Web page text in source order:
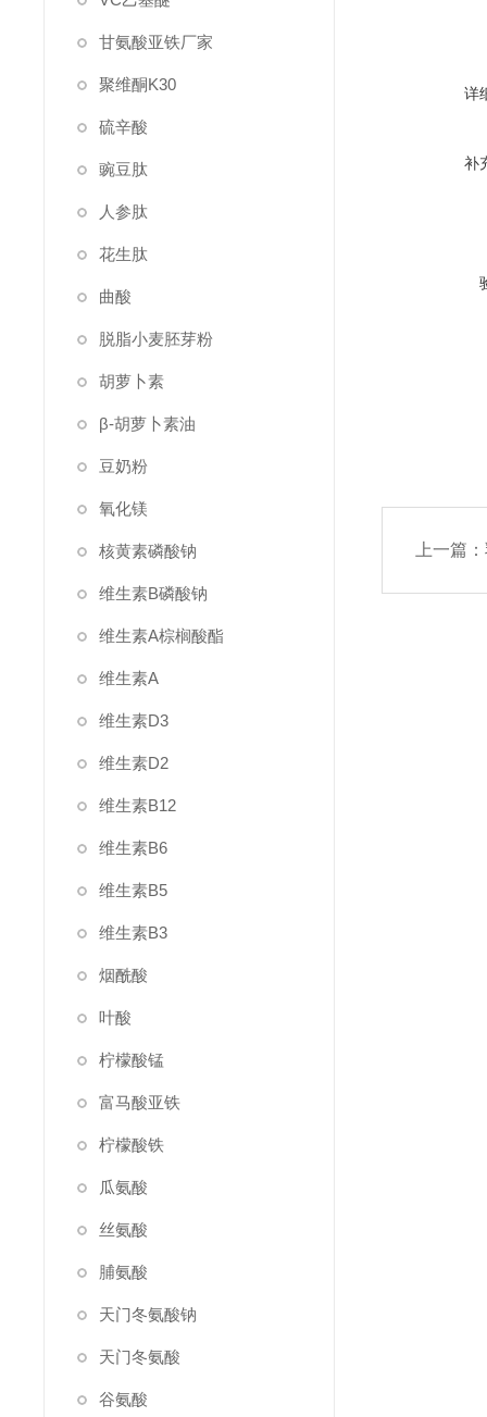
甘氨酸亚铁厂家
聚维酮K30
硫辛酸
豌豆肽
人参肽
花生肽
曲酸
脱脂小麦胚芽粉
胡萝卜素
β-胡萝卜素油
豆奶粉
氧化镁
核黄素磷酸钠
维生素B磷酸钠
维生素A棕榈酸酯
维生素A
维生素D3
维生素D2
维生素B12
维生素B6
维生素B5
维生素B3
烟酰酸
叶酸
柠檬酸锰
富马酸亚铁
柠檬酸铁
瓜氨酸
丝氨酸
脯氨酸
天门冬氨酸钠
天门冬氨酸
谷氨酸
详
补
上一篇：